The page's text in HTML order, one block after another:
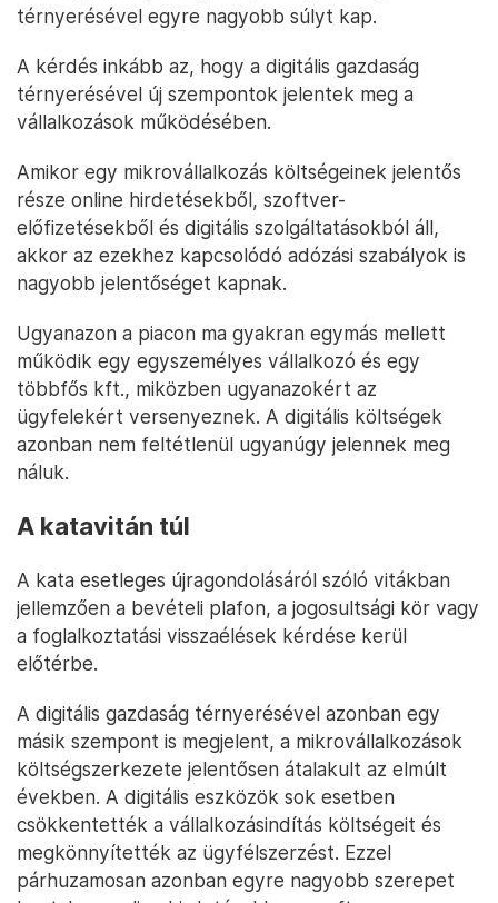
térnyerésével egyre nagyobb súlyt kap.
A kérdés inkább az, hogy a digitális gazdaság
térnyerésével új szempontok jelentek meg a
vállalkozások működésében.
Amikor egy mikrovállalkozás költségeinek jelentős
része online hirdetésekből, szoftver-
előfizetésekből és digitális szolgáltatásokból áll,
akkor az ezekhez kapcsolódó adózási szabályok is
nagyobb jelentőséget kapnak.
Ugyanazon a piacon ma gyakran egymás mellett
működik egy egyszemélyes vállalkozó és egy
többfős kft., miközben ugyanazokért az
ügyfelekért versenyeznek. A digitális költségek
azonban nem feltétlenül ugyanúgy jelennek meg
náluk.
A katavitán túl
A kata esetleges újragondolásáról szóló vitákban
jellemzően a bevételi plafon, a jogosultsági kör vagy
a foglalkoztatási visszaélések kérdése kerül
előtérbe.
A digitális gazdaság térnyerésével azonban egy
másik szempont is megjelent, a mikrovállalkozások
költségszerkezete jelentősen átalakult az elmúlt
években. A digitális eszközök sok esetben
csökkentették a vállalkozásindítás költségeit és
megkönnyítették az ügyfélszerzést. Ezzel
párhuzamosan azonban egyre nagyobb szerepet